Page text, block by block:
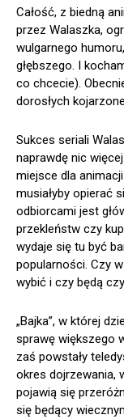
Całość, z biedną
przez Walaszka,
wulgarnego
głębszego. I
co chcecie).
dorosłych
Sukces seriali
naprawdę nic
miejsce dla
musiałyby opierać
odbiorcami jest
przekleństw czy
wydaje się tu być
popularności. Czy
wybić i czy będą
„Bajka”, w której
sprawę większego
zaś powstały
okres dojrzewania,
pojawią się
się będący